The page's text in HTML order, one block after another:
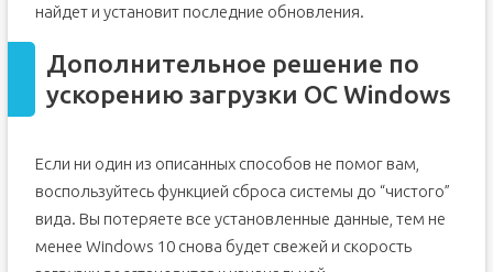
найдет и установит последние обновления.
Дополнительное решение по
ускорению загрузки ОС Windows
Если ни один из описанных способов не помог вам,
воспользуйтесь функцией сброса системы до “чистого”
вида. Вы потеряете все установленные данные, тем не
менее Windows 10 снова будет свежей и скорость